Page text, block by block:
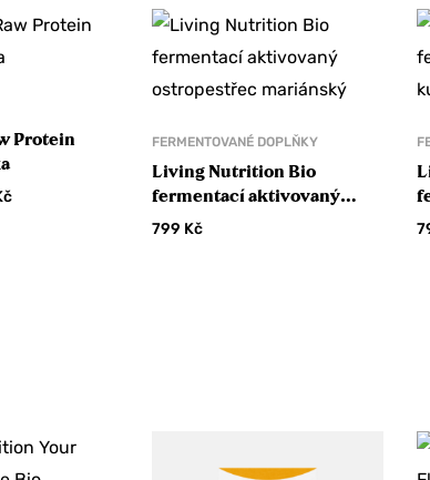
Protein
FERMENTOVANÉ DOPLŇKY
Living Nutrition Bio
fermentací aktivovaný
ostropestřec mariánský
799 Kč